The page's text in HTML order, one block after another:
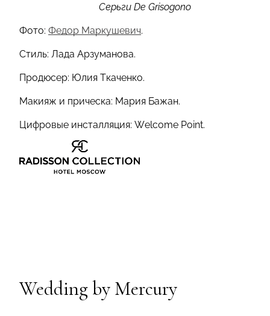
Cерьги De Grisogono
Фото: Федор Маркушевич.
Стиль: Лада Арзуманова.
Продюсер: Юлия Ткаченко.
Макияж и прическа: Мария Бажан.
Цифровые инсталляция: Welcome Point.
Wedding by Mercury